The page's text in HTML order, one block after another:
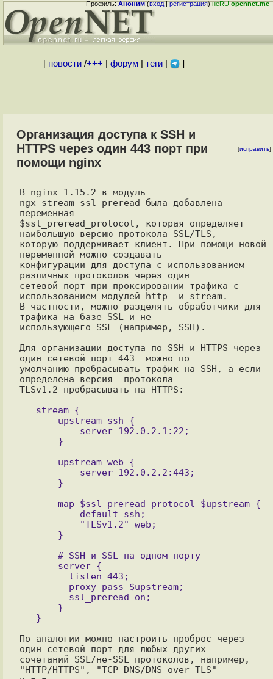
Профиль:Аноним(вход|регистрация)неRUopennet.me
[ новости/+++ форум| теги| ]
Организация доступа к SSH и
HTTPS через один 443 порт при
помощи nginx
[исправить]
В nginx 1.15.2 в модуль
ngx_stream_ssl_preread была добавлена
переменная
$ssl_preread_protocol, которая определяет
наибольшую версию протокола SSL/TLS,
которую поддерживает клиент. При помощи новой
переменной можно создавать
конфигурации для доступа с использованием
различных протоколов через один
сетевой порт при проксировании трафика с
использованием модулей http  и stream.
В частности, можно разделять обработчики для
трафика на базе SSL и не
использующего SSL (например, SSH).
Для организации доступа по SSH и HTTPS через
один сетевой порт 443  можно по
умолчанию пробрасывать трафик на SSH, а если
определена версия  протокола
TLSv1.2 пробрасывать на HTTPS:
По аналогии можно настроить проброс через
один сетевой порт для любых других
сочетаний SSL/не-SSL протоколов, например,
"HTTP/HTTPS", "TCP DNS/DNS over TLS"